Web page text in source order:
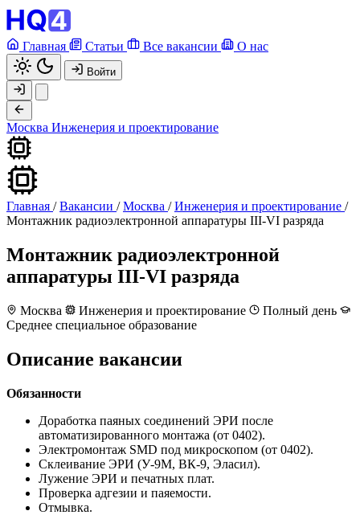
Главная Статьи Все вакансии О нас
Войти
Москва Инженерия и проектирование
Главная / Вакансии / Москва / Инженерия и проектирование /
Монтажник радиоэлектронной аппаратуры III-VI разряда
Монтажник радиоэлектронной
аппаратуры III-VI разряда
Москва Инженерия и проектирование
Полный день
Среднее специальное образование
Описание вакансии
Обязанности
Доработка паяных соединений ЭРИ после
автоматизированного монтажа (от 0402).
Электромонтаж SMD под микроскопом (от 0402).
Склеивание ЭРИ (У-9М, ВК-9, Эласил).
Лужение ЭРИ и печатных плат.
Проверка адгезии и паяемости.
Отмывка.